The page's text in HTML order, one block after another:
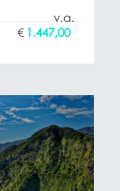
€ 1.447,00